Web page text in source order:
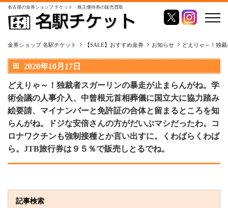
名古屋の金券ショップ チケット・株主優待券の販売買取
金券ショップ 名駅チケット 【SALE】おすすめ金券 お知らせ どえりゃ～！独
2020年10月17日
どえりゃ～！独裁者スガーリンの暴走が止まらんがね。学
術会議の人事介入、中曾根元首相葬儀に国立大に協力踏み
絵要請、マイナンバーと免許証の合体と留まるところを知
らんがね。ドジな安倍さんの方がだいぶマシだったわ。コ
ロナワクチンも強制接種とか言い出すに。くわばらくわば
ら。JTB旅行券は９５％で販売しとるでね。
記事検索